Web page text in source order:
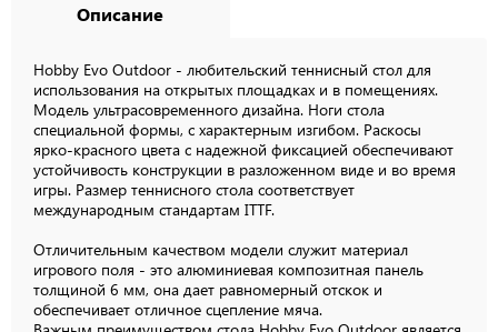
Описание
Hobby Evo Outdoor - любительский теннисный стол для
использования на открытых площадках и в помещениях.
Модель ультрасовременного дизайна. Ноги стола
специальной формы, с характерным изгибом. Раскосы
ярко-красного цвета с надежной фиксацией обеспечивают
устойчивость конструкции в разложенном виде и во время
игры. Размер теннисного стола соответствует
международным стандартам ITTF.
Отличительным качеством модели служит материал
игрового поля - это алюминиевая композитная панель
толщиной 6 мм, она дает равномерный отскок и
обеспечивает отличное сцепление мяча.